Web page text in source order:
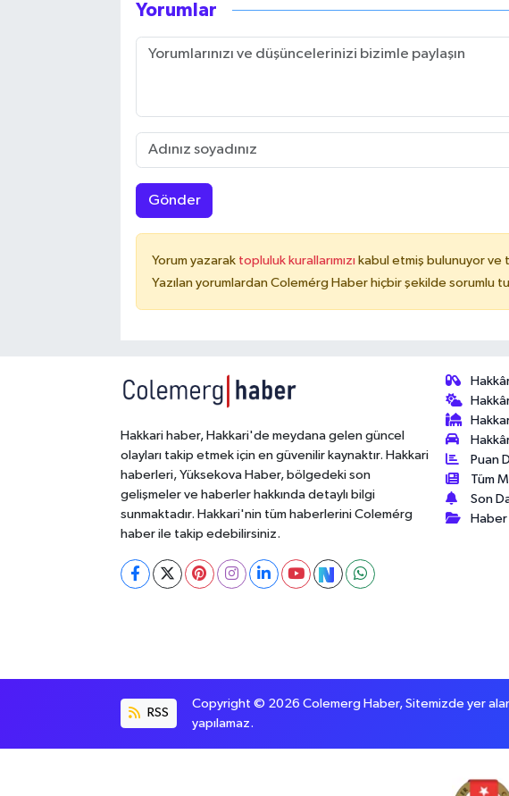
Yorumlar
Gönder
Yorum yazarak topluluk kurallarımızı kabul etmiş bulunuyor ve
Yazılan yorumlardan Colemérg Haber hiçbir şekilde sorumlu
Hakkari haber, Hakkari'de meydana gelen güncel
olayları takip etmek için en güvenilir kaynaktır. Hakkari
haberleri, Yüksekova Haber, bölgedeki son
gelişmeler ve haberler hakkında detaylı bilgi
sunmaktadır. Hakkari'nin tüm haberlerini Colemérg
haber ile takip edebilirsiniz.
Puan
Tüm
Son
Haber
RSS
Copyright © 2026 Colemerg Haber, Sitemizde yer
yapılamaz.